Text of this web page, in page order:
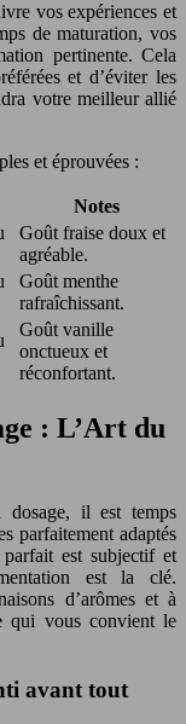
vos expériences et
de maturation, vos
pertinente. Cela
et d’éviter les
votre meilleur allié
et éprouvées :
Notes
Goût fraise doux et
agréable.
Goût menthe
rafraîchissant.
Goût vanille
onctueux et
réconfortant.
: L’Art du
il est temps
parfaitement adaptés
est subjectif et
est la clé.
d’arômes et à
qui vous convient le
avant tout